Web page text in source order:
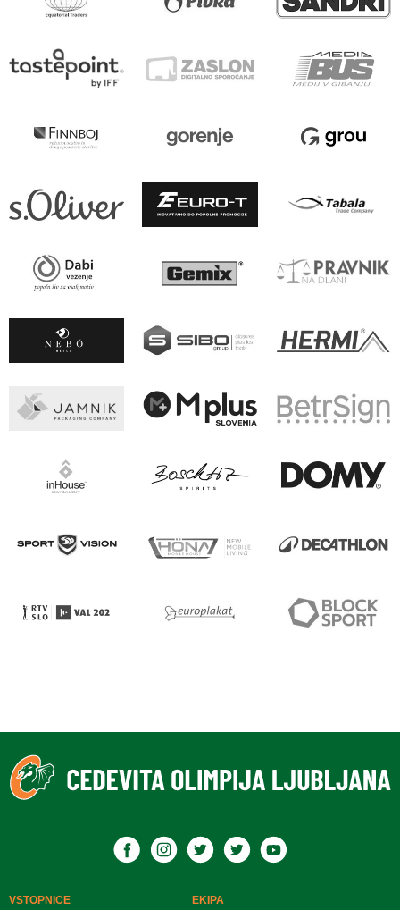
VSTOPNICE
EKIPA